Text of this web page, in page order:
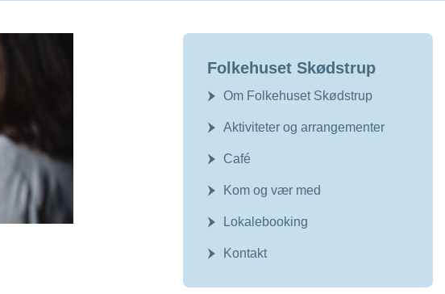
Folkehuset Skødstrup
Om Folkehuset Skødstrup
Aktiviteter og arrangementer
Café
Kom og vær med
Lokalebooking
Kontakt